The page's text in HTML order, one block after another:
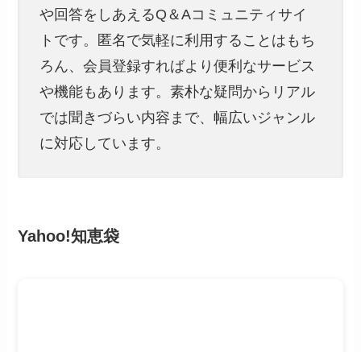
や回答をしあえるQ＆Aコミュニティサイ
トです。匿名で気軽に利用することはもち
ろん、会員登録すればより便利なサービス
や機能もあります。素朴な疑問からリアル
では聞きづらい内容まで、幅広いジャンル
に対応しています。
Yahoo!知恵袋